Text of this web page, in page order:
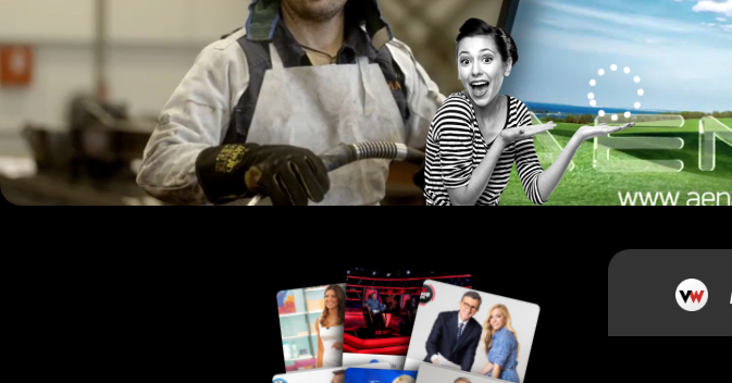
Trailer & Σήματα εκπομπών
Cultural videos
video applications for museums,
archeological sites & exhibitions
Product presentations
Documentary
Events & Conference
Dissemination material
Creative Prints
Outdoor advertising
Media planning & mix
Visual material
European Media